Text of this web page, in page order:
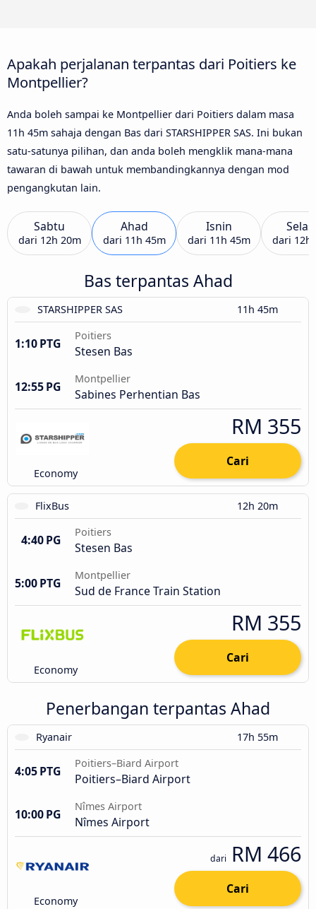
Apakah perjalanan terpantas dari Poitiers ke
Montpellier?
Anda boleh sampai ke Montpellier dari Poitiers dalam masa
11h 45m sahaja dengan Bas dari STARSHIPPER SAS. Ini bukan
satu-satunya pilihan, dan anda boleh mengklik mana-mana
tawaran di bawah untuk membandingkannya dengan mod
pengangkutan lain.
Sabtu
dari 12h 20m
Ahad
dari 11h 45m
Isnin
dari 11h 45m dari 12h
Bas terpantas Ahad
STARSHIPPER SAS 11h 45m
1:10 PTG
Poitiers
Stesen Bas
12:55 PG
Montpellier
Sabines Perhentian Bas
Economy
RM 355
Cari
FlixBus 12h 20m
4:40 PG
Poitiers
Stesen Bas
5:00 PTG
Montpellier
Sud de France Train Station
Economy
RM 355
Cari
Penerbangan terpantas Ahad
Ryanair 17h 55m
4:05 PTG
Poitiers–Biard Airport
Poitiers–Biard Airport
10:00 PG
Nîmes Airport
Nîmes Airport
Economy
dari RM 466
Cari